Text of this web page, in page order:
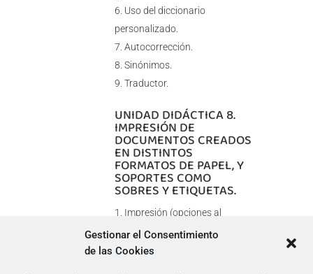
Gestionar el Consentimiento
de las Cookies
Uso del diccionario
personalizado.
Autocorrección.
Sinónimos.
Traductor.
UNIDAD DIDÁCTICA 8.
IMPRESIÓN DE
DOCUMENTOS CREADOS
EN DISTINTOS
FORMATOS DE PAPEL, Y
SOPORTES COMO
SOBRES Y ETIQUETAS.
Impresión (opciones al
imprimir).
Configuración de la